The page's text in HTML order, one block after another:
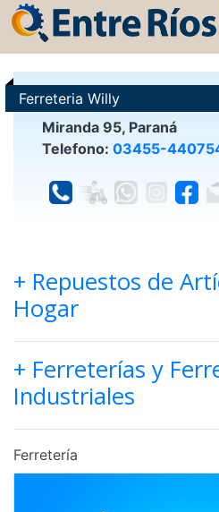
Ferreteria Willy
Miranda 95, Paraná
Telefono: 03455-
+ Repuestos de
Hogar
+ Ferreterías y
Industriales
Ferretería